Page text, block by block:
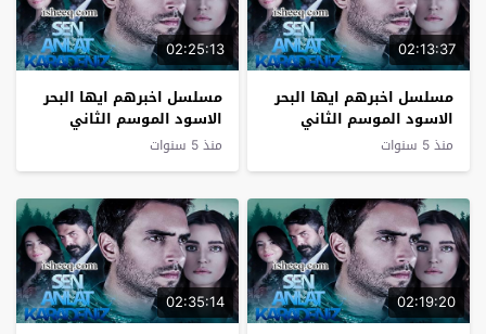
02:13:37
مسلسل اخبرهم ايها البحر
الاسود الموسم الثاني
الحلقة 19
منذ 5 سنوات
02:25:13
مسلسل اخبرهم ايها البحر
الاسود الموسم الثاني
الحلقة 18
منذ 5 سنوات
02:19:20
02:35:14